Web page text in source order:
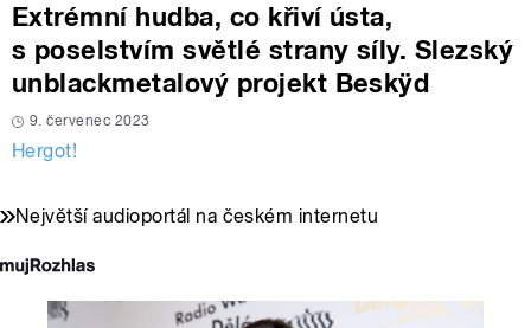
Extrémní hudba, co křiví ústa,
s poselstvím světlé strany síly. Slezský
unblackmetalový projekt Beskÿd
9. červenec 2023
Hergot!
Největší audioportál na českém internetu